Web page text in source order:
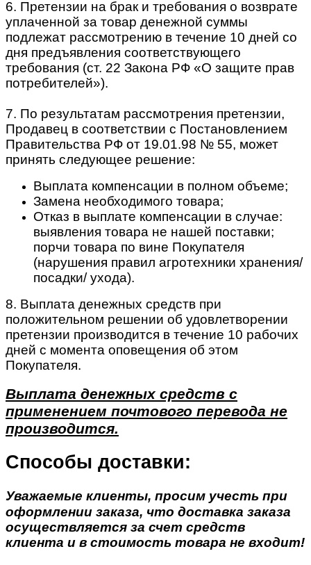
6. Претензии на брак и требования о возврате
уплаченной за товар денежной суммы
подлежат рассмотрению в течение 10 дней со
дня предъявления соответствующего
требования (ст. 22 Закона РФ «О защите прав
потребителей»).
7. По результатам рассмотрения претензии,
Продавец в соответствии с Постановлением
Правительства РФ от 19.01.98 № 55, может
принять следующее решение:
Выплата компенсации в полном объеме;
Замена необходимого товара;
Отказ в выплате компенсации в случае:
выявления товара не нашей поставки;
порчи товара по вине Покупателя
(нарушения правил агротехники хранения/
посадки/ ухода).
8. Выплата денежных средств при
положительном решении об удовлетворении
претензии производится в течение 10 рабочих
дней с момента оповещения об этом
Покупателя.
Выплата денежных средств с
применением почтового перевода не
производится.
Способы доставки:
Уважаемые клиенты, просим учесть при
оформлении заказа, что доставка заказа
осуществляется за счет средств
клиента и в стоимость товара не входит!